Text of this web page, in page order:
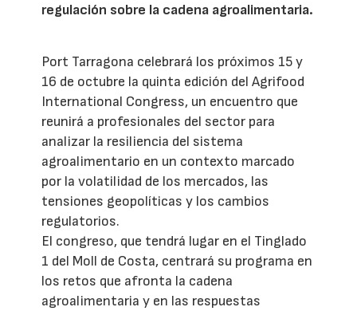
regulación sobre la cadena agroalimentaria.
Port Tarragona celebrará los próximos 15 y
16 de octubre la quinta edición del Agrifood
International Congress, un encuentro que
reunirá a profesionales del sector para
analizar la resiliencia del sistema
agroalimentario en un contexto marcado
por la volatilidad de los mercados, las
tensiones geopolíticas y los cambios
regulatorios.
El congreso, que tendrá lugar en el Tinglado
1 del Moll de Costa, centrará su programa en
los retos que afronta la cadena
agroalimentaria y en las respuestas